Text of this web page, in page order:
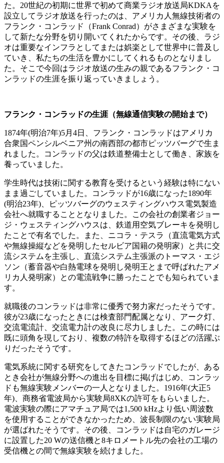
た。20世紀の初期に世界で初めて商業ラジオ放送局KDKAを
設立してラジオ放送を行ったのは、アメリカ人無線技術者の
フランク・コンラッド（Frank Conrad）がさまざまな実験を
して新たな分野を切り開いてくれたからです。その後、ラジ
オは重要なインフラとしてまたは娯楽として世界中に普及し
ていき、私たちの生活を豊かにしてくれるものとなりまし
た。そこで今回はラジオ放送の生みの親であるフランク・コ
ンラッドの生涯を振り返っていきましょう。
フランク・コンラッドの生涯（無線通信実験の開始まで）
1874年(明治7年)5月4日、フランク・コンラッドはアメリカ
合衆国ペンシルベニア州の南西部の都市ピッツバーグで生ま
れました。コンラッドの父は鉄道整備士として働き、家族を
養っていました。
学生時代は技術に関する教育を受けるという経験は特にない
まま過ごしていました。コンラッドが16歳になった1890年
(明治23年)、ピッツバーグのウェスティングハウス電気製造
会社へ就職することとなりました。この会社の創業者ジョー
ジ・ウェスティングハウスは、鉄道用空気ブレーキを発明し
たことで有名でした。また、ニコラ・テスラ（直流電気方式
や無線操縦などを発明したセルビア国籍の発明家）と共に交
流システムを主張し、直流システム主張派のトーマス・エジ
ソン（蓄音器や白熱電球を発明し発明王とまで呼ばれたアメ
リカ人発明家）との電流戦争に勝ったことでも知られていま
す。
就職後のコンラッドは非常に優秀で努力家だったそうです。
彼が23歳になったときには検査部門配属となり、アーク灯、
交流電流計、交流電力計の改良に尽力しました。この時には
既に頭角を現しており、複数の特許を取得するほどの活躍ぶ
りだったそうです。
電気系統に関する研究をしてきたコンラッドでしたが、ある
とき会社が無線分野への進出を目標に掲げはじめ、コンラッ
ドも無線実験メンバーの一人となりました。1916年(大正5
年)、商務省電波局から実験局8XKの許可をもらいました。
電波実験の際にアマチュア局では1,500 kHzより低い周波数
を使用することができなかったため、波長制限のない実験局
が選ばれたそうです。その後、コンラッドは自宅のガレージ
に設置した20 Wの送信機と8キロメートル先の会社の工場の
受信機との間で無線実験を続けました。